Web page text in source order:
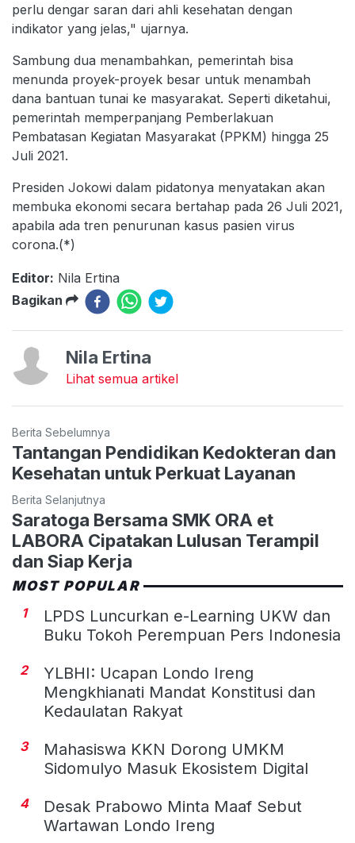
perlu dengar saran dari ahli kesehatan dengan
indikator yang jelas," ujarnya.
Sambung dua menambahkan, pemerintah bisa
menunda proyek-proyek besar untuk menambah
dana bantuan tunai ke masyarakat. Seperti diketahui,
pemerintah memperpanjang Pemberlakuan
Pembatasan Kegiatan Masyarakat (PPKM) hingga 25
Juli 2021.
Presiden Jokowi dalam pidatonya menyatakan akan
membuka ekonomi secara bertahap pada 26 Juli 2021,
apabila ada tren penurunan kasus pasien virus
corona.(*)
Editor: Nila Ertina
Bagikan
Nila Ertina
Lihat semua artikel
Berita Sebelumnya
Tantangan Pendidikan Kedokteran dan
Kesehatan untuk Perkuat Layanan
Berita Selanjutnya
Saratoga Bersama SMK ORA et
LABORA Cipatakan Lulusan Terampil
dan Siap Kerja
MOST POPULAR
1
LPDS Luncurkan e-Learning UKW dan
Buku Tokoh Perempuan Pers Indonesia
2
YLBHI: Ucapan Londo Ireng
Mengkhianati Mandat Konstitusi dan
Kedaulatan Rakyat
3
Mahasiswa KKN Dorong UMKM
Sidomulyo Masuk Ekosistem Digital
4
Desak Prabowo Minta Maaf Sebut
Wartawan Londo Ireng